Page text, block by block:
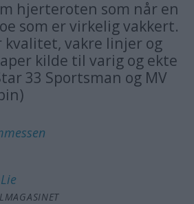
hjerteroten som når en
som er virkelig vakkert.
kvalitet, vakre linjer og
kilde til varig og ekte
33 Sportsman og MV